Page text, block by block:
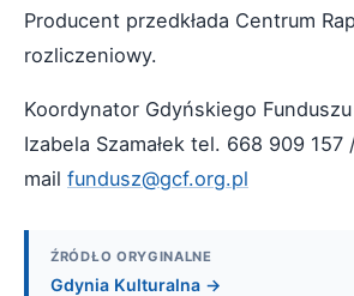
Producent przedkłada Centrum
rozliczeniowy.
Koordynator Gdyńskiego
Izabela Szamałek tel. 668 909 157
mail fundusz@gcf.org.pl
ŹRÓDŁO ORYGINALNE
Gdynia Kulturalna →